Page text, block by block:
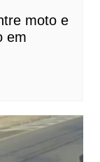
moto e
em